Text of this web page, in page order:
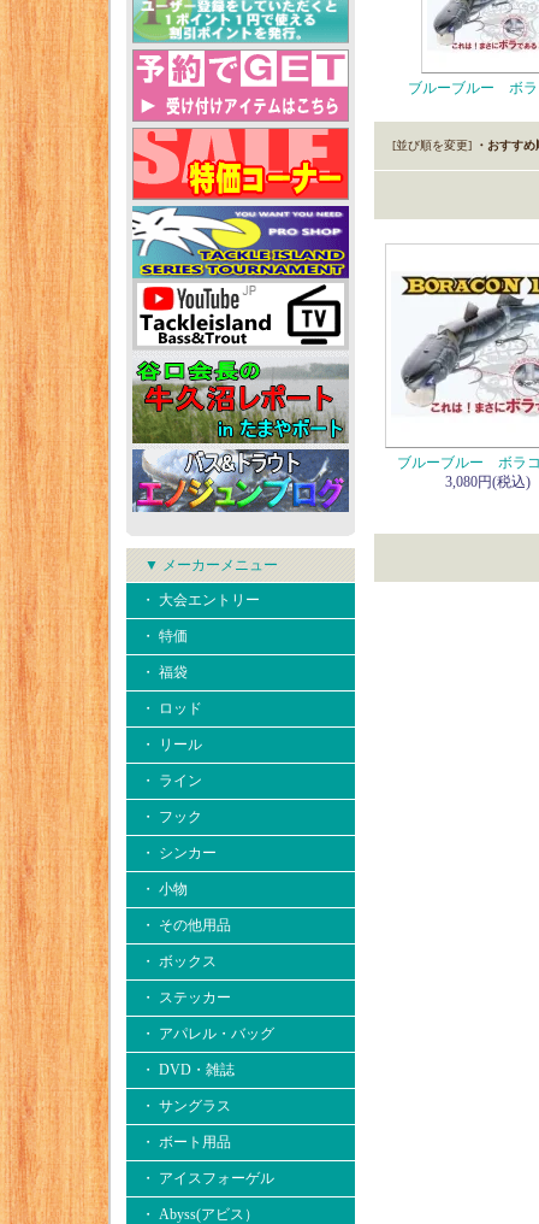
▼ メーカーメニュー
・ 大会エントリー
・ 特価
・ 福袋
・ ロッド
・ リール
・ ライン
・ フック
・ シンカー
・ 小物
・ その他用品
・ ボックス
・ ステッカー
・ アパレル・バッグ
・ DVD・雑誌
・ サングラス
・ ボート用品
・ アイスフォーゲル
・ Abyss(アビス）
ブルーブルー ボラ
[並び順を変更] ・おすすめ
ブルーブルー ボラ
3,080円(税込)